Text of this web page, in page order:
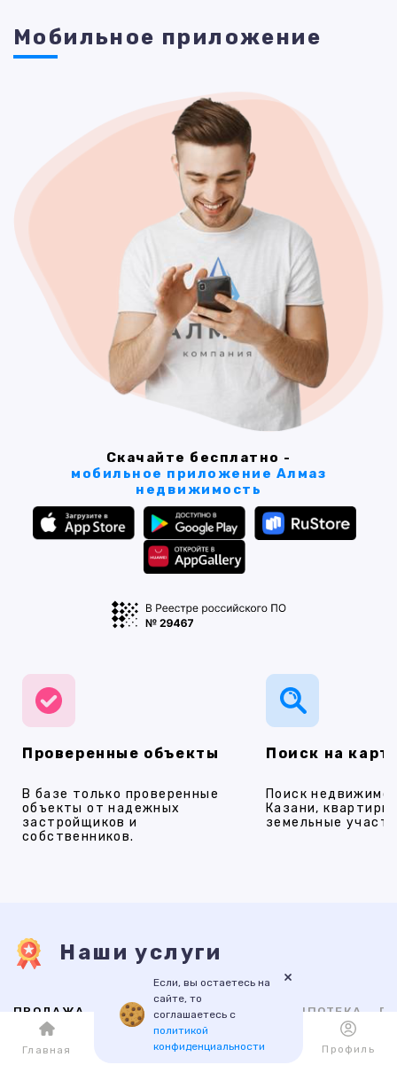
Мобильное приложение
Скачайте бесплатно -
мобильное приложение Алмаз
недвижимость
Проверенные объекты
В базе только проверенные
объекты от надежных
застройщиков и
собственников.
Поиск на
Поиск
Казани,
земельные
Наши услуги
ПРОДАЖА АРЕНДА НОВОСТРОЙКИ ИПОТЕКА
Если, вы остаетесь на
сайте, то
соглашаетесь с
политикой
конфиденциальности
×
Главная Каталог Избранное Профиль